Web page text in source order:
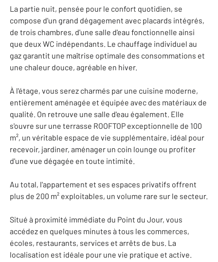
La partie nuit, pensée pour le confort quotidien, se
compose d'un grand dégagement avec placards intégrés,
de trois chambres, d'une salle d'eau fonctionnelle ainsi
que deux WC indépendants. Le chauffage individuel au
gaz garantit une maîtrise optimale des consommations et
une chaleur douce, agréable en hiver.
À l'étage, vous serez charmés par une cuisine moderne,
entièrement aménagée et équipée avec des matériaux de
qualité. On retrouve une salle d'eau également. Elle
s'ouvre sur une terrasse ROOFTOP exceptionnelle de 100
m², un véritable espace de vie supplémentaire, idéal pour
recevoir, jardiner, aménager un coin lounge ou profiter
d'une vue dégagée en toute intimité.
Au total, l'appartement et ses espaces privatifs offrent
plus de 200 m² exploitables, un volume rare sur le secteur.
Situé à proximité immédiate du Point du Jour, vous
accédez en quelques minutes à tous les commerces,
écoles, restaurants, services et arrêts de bus. La
localisation est idéale pour une vie pratique et active.